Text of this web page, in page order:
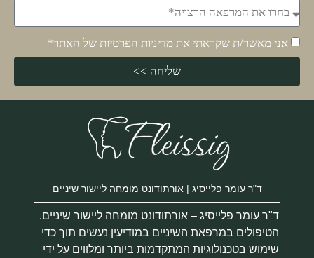
אני מאשר/ת שקראתי את מדיניות הפרטיות של האתר*
שליחה >>
ד"ר עומר פלייסיג | אורתודונט מומחה ליישור שיניים
ד"ר עומר פלייסיג – אורתודונט מומחה ליישור שיניים.
הטיפולים במרפאת השיניים במודיעין נעשים תוך כדי
שימוש בטכנולוגיות המתקדמות ביותר ומלווים על ידי